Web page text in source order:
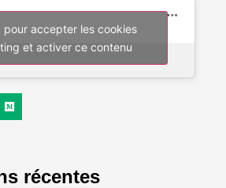
pour accepter les cookies
et activer ce contenu
récentes